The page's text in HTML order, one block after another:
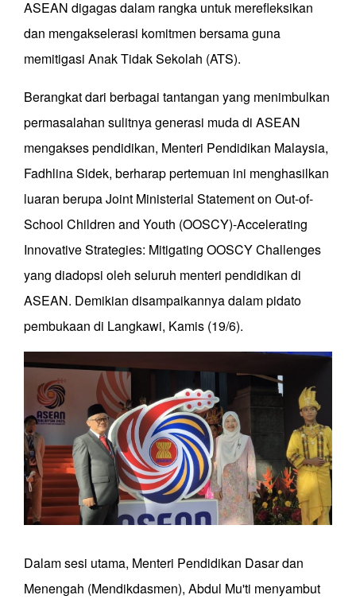
ASEAN digagas dalam rangka untuk merefleksikan
dan mengakselerasi komitmen bersama guna
memitigasi Anak Tidak Sekolah (ATS).
Berangkat dari berbagai tantangan yang menimbulkan
permasalahan sulitnya generasi muda di ASEAN
mengakses pendidikan, Menteri Pendidikan Malaysia,
Fadhlina Sidek, berharap pertemuan ini menghasilkan
luaran berupa Joint Ministerial Statement on Out-of-
School Children and Youth (OOSCY)-Accelerating
Innovative Strategies: Mitigating OOSCY Challenges
yang diadopsi oleh seluruh menteri pendidikan di
ASEAN. Demikian disampaikannya dalam pidato
pembukaan di Langkawi, Kamis (19/6).
Dalam sesi utama, Menteri Pendidikan Dasar dan
Menengah (Mendikdasmen), Abdul Mu'ti menyambut